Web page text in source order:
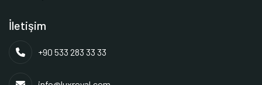
İletişim
+90 533 283 33 33